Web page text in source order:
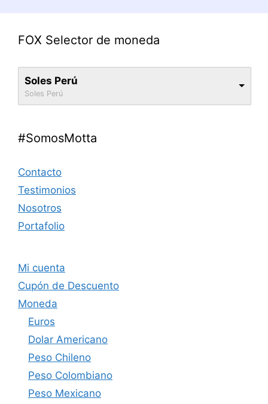
FOX Selector de moneda
Soles Perú
Soles Perú
#SomosMotta
Contacto
Testimonios
Nosotros
Portafolio
Mi cuenta
Cupón de Descuento
Moneda
Euros
Dolar Americano
Peso Chileno
Peso Colombiano
Peso Mexicano